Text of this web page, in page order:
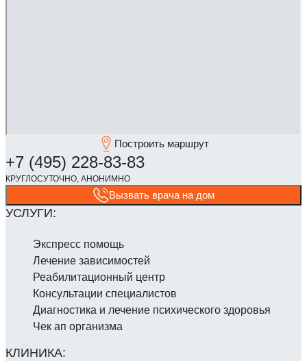
Построить маршрут
Вызвать врача на дом
Экспресс помощь
Лечение зависимостей
Реабилитаци­онный центр
Консультации специалистов
Диагностика и лечение психического здоровья
Чек ап организма